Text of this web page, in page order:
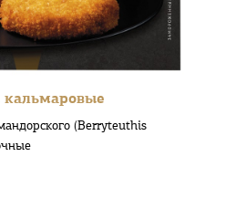
кальмаровые
(Berryteuthis